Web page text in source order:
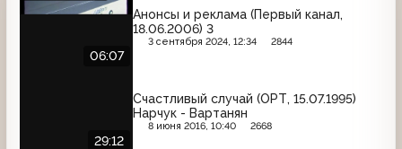
06:07
Анонсы и реклама (Первый канал,
18.06.2006) 3
3 сентября 2024, 12:34 2844
29:12
Счастливый случай (ОРТ, 15.07.1995)
Нарчук - Вартанян
8 июня 2016, 10:40 2668